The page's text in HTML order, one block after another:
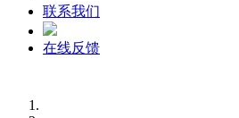
联系我们
在线反馈